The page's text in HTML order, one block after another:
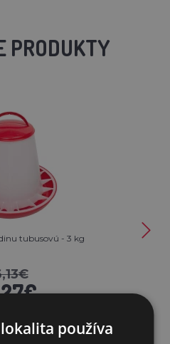
PRODUKTY
tubusovú - 3 kg
SKLADOM
používa